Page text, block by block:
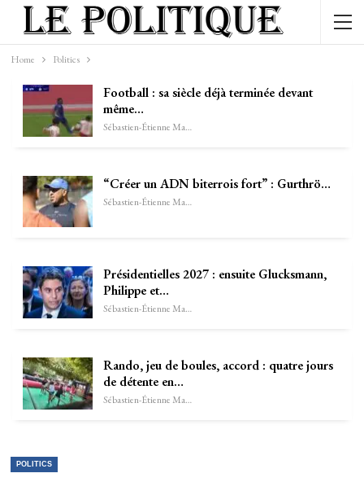
Home Politics
Football : sa siècle déjà terminée devant
même…
Sébastien-Étienne Marechal
“Créer un ADN biterrois fort” : Gurthrö…
Sébastien-Étienne Marechal
Présidentielles 2027 : ensuite Glucksmann,
Philippe et…
Sébastien-Étienne Marechal
Rando, jeu de boules, accord : quatre jours
de détente en…
Sébastien-Étienne Marechal
POLITICS